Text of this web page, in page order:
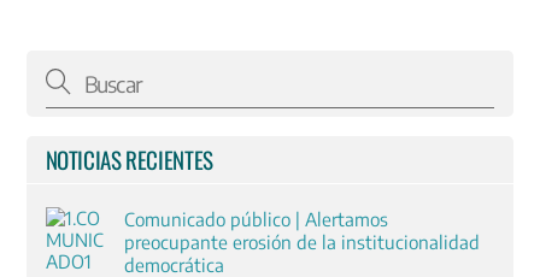
NOTICIAS RECIENTES
Comunicado público | Alertamos
preocupante erosión de la institucionalidad
democrática